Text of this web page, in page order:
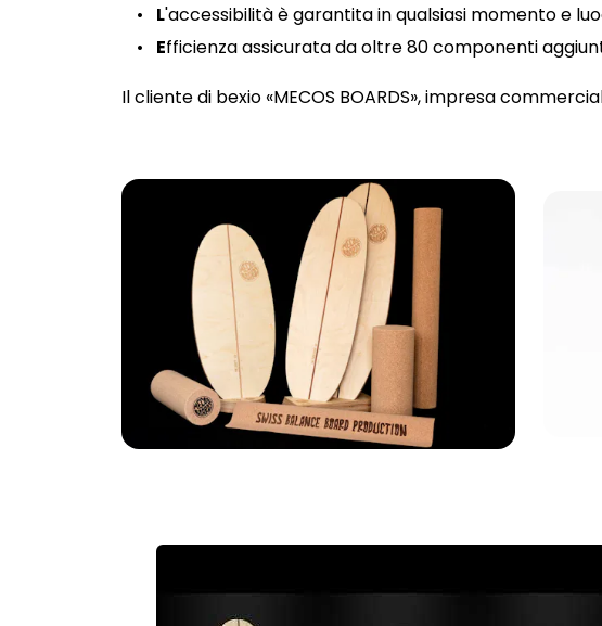
L'accessibilità è garantita in qualsiasi momento e
Efficienza assicurata da oltre 80 componenti
Il cliente di bexio «MECOS BOARDS», impresa